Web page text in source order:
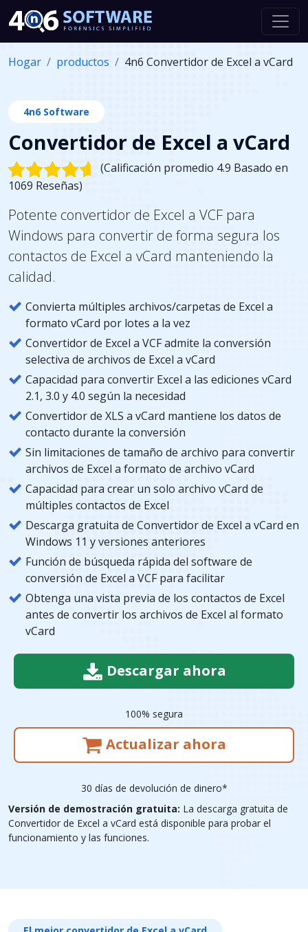
Hogar productos 4n6 Convertidor de Excel a vCard
4n6 Software
Convertidor de Excel a vCard
(Calificación promedio 4.9 Basado en
1069 Reseñas)
Potente convertidor de Excel a VCF para
Windows para convertir de forma segura los
contactos de Excel a vCard manteniendo la
calidad.
Convierta múltiples archivos/carpetas de Excel a
formato vCard por lotes a la vez
Convertidor de Excel a VCF admite la conversión
selectiva de archivos de Excel a vCard
Capacidad para convertir Excel a las ediciones vCard
2.1, 3.0 y 4.0 según la necesidad
Convertidor de XLS a vCard mantiene los datos de
contacto durante la conversión
Sin limitaciones de tamaño de archivo para convertir
archivos de Excel a formato de archivo vCard
Capacidad para crear un solo archivo vCard de
múltiples contactos de Excel
Descarga gratuita de Convertidor de Excel a vCard en
Windows 11 y versiones anteriores
Función de búsqueda rápida del software de
conversión de Excel a VCF para facilitar
Obtenga una vista previa de los contactos de Excel
antes de convertir los archivos de Excel al formato
vCard
Descargar ahora
100% segura
Actualizar ahora
30 días de devolución de dinero*
Versión de demostración gratuita: La descarga gratuita de
Convertidor de Excel a vCard está disponible para probar el
funcionamiento y las funciones.